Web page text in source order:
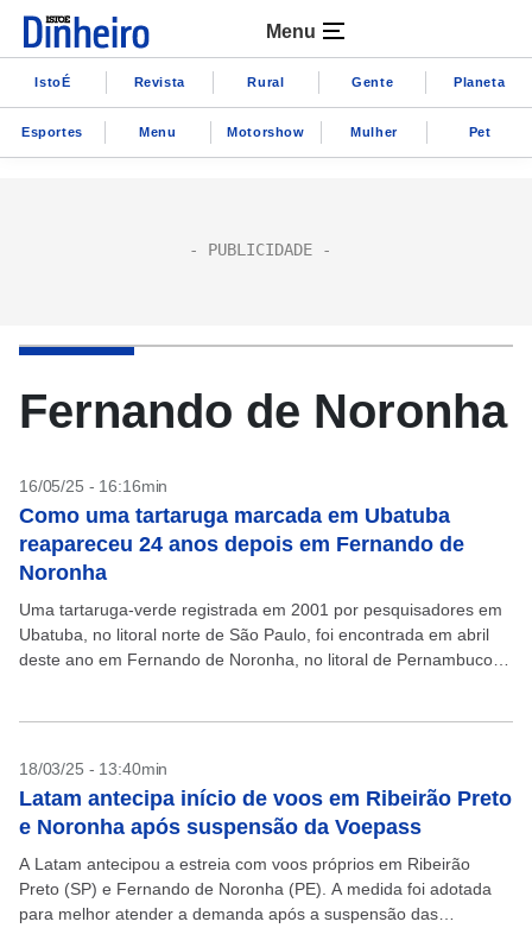
Menu
IstoÉ Revista Rural Gente Planeta
Esportes Menu Motorshow Mulher Pet
Fernando de Noronha
16/05/25 - 16:16min
Como uma tartaruga marcada em Ubatuba
reapareceu 24 anos depois em Fernando de
Noronha
Uma tartaruga-verde registrada em 2001 por pesquisadores em
Ubatuba, no litoral norte de São Paulo, foi encontrada em abril
deste ano em Fernando de Noronha, no litoral de Pernambuco.
18/03/25 - 13:40min
Latam antecipa início de voos em Ribeirão Preto
e Noronha após suspensão da Voepass
A Latam antecipou a estreia com voos próprios em Ribeirão
Preto (SP) e Fernando de Noronha (PE). A medida foi adotada
para melhor atender a demanda após a suspensão das